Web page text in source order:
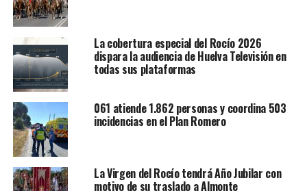
La cobertura especial del Rocío 2026
dispara la audiencia de Huelva Televisión en
todas sus plataformas
061 atiende 1.862 personas y coordina 503
incidencias en el Plan Romero
La Virgen del Rocío tendrá Año Jubilar con
motivo de su traslado a Almonte